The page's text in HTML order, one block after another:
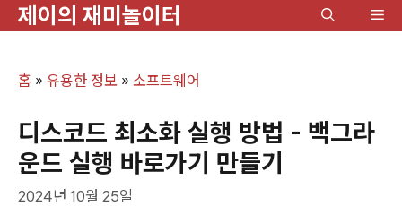
제이의 재미놀이터
메
홈 » 유용한 정보 » 소프트웨어
디스코드 최소화 실행 방법 - 백그라
운드 실행 바로가기 만들기
2024년 10월 25일